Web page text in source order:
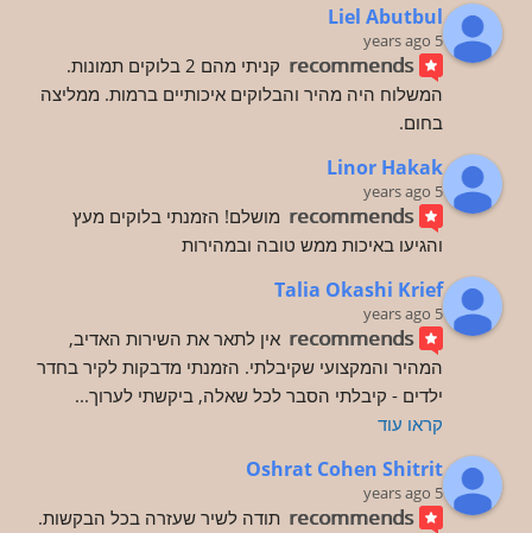
Liel Abutbul
5 years ago
recommends
בחום.
Linor Hakak
5 years ago
recommends
והגיעו באיכות ממש טובה ובמהירות
Talia Okashi Krief
5 years ago
recommends
ילדים - קיבלתי הסבר לכל שאלה, ביקשתי לערוך...
קראו עוד
Oshrat Cohen Shitrit
5 years ago
recommends